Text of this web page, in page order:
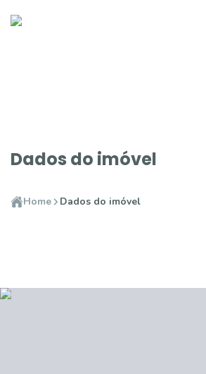
Dados do imóvel
Home Dados do imóvel